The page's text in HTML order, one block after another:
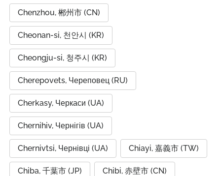
Chenzhou, 郴州市 (CN)
Cheonan-si, 천안시 (KR)
Cheongju-si, 청주시 (KR)
Cherepovets, Череповец (RU)
Cherkasy, Черкаси (UA)
Chernihiv, Чернігів (UA)
Chernivtsi, Чернівці (UA) Chiayi, 嘉義市 (TW)
Chiba, 千葉市 (JP) Chibi, 赤壁市 (CN)